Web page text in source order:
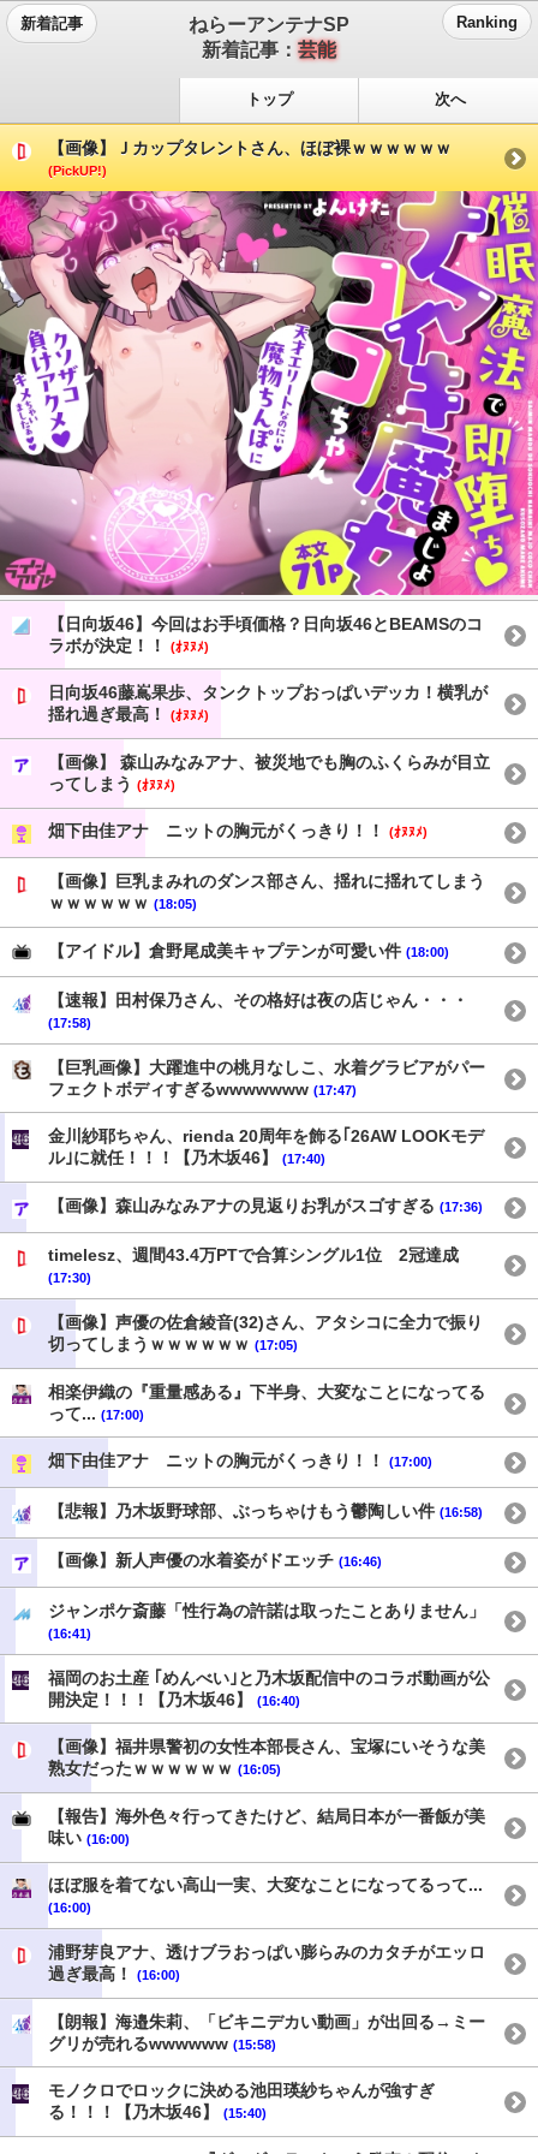
新着記事
ねらーアンテナSP
新着記事： 芸能
Ranking
トップ 次へ
【画像】Ｊカップタレントさん、ほぼ裸ｗｗｗｗｗｗ
(PickUP!)
【日向坂46】今回はお手頃価格？日向坂46とBEAMSのコ
ラボが決定！！
(ｵﾇﾇﾒ)
日向坂46藤嶌果歩、タンクトップおっぱいデッカ！横乳が
揺れ過ぎ最高！
(ｵﾇﾇﾒ)
【画像】 森山みなみアナ、被災地でも胸のふくらみが目立
ってしまう (ｵﾇﾇﾒ)
畑下由佳アナ ニットの胸元がくっきり！！ (ｵﾇﾇﾒ)
【画像】巨乳まみれのダンス部さん、揺れに揺れてしまう
ｗｗｗｗｗｗ (18:05)
【アイドル】倉野尾成美キャプテンが可愛い件 (18:00)
【速報】田村保乃さん、その格好は夜の店じゃん・・・
(17:58)
【巨乳画像】大躍進中の桃月なしこ、水着グラビアがパー
フェクトボディすぎるwwwwwww (17:47)
金川紗耶ちゃん、rienda 20周年を飾る｢26AW LOOKモデ
ル｣に就任！！！【乃木坂46】
(17:40)
【画像】森山みなみアナの見返りお乳がスゴすぎる (17:36)
timelesz、週間43.4万PTで合算シングル1位 2冠達成
(17:30)
【画像】声優の佐倉綾音(32)さん、アタシコに全力で振り
切ってしまうｗｗｗｗｗｗ (17:05)
相楽伊織の『重量感ある』下半身、大変なことになってる
って... (17:00)
畑下由佳アナ ニットの胸元がくっきり！！ (17:00)
【悲報】乃木坂野球部、ぶっちゃけもう鬱陶しい件 (16:58)
【画像】新人声優の水着姿がドエッチ (16:46)
ジャンポケ斎藤「性行為の許諾は取ったことありません」
(16:41)
福岡のお土産 ｢めんべい｣と乃木坂配信中のコラボ動画が公
開決定！！！【乃木坂46】
(16:40)
【画像】福井県警初の女性本部長さん、宝塚にいそうな美
熟女だったｗｗｗｗｗｗ (16:05)
【報告】海外色々行ってきたけど、結局日本が一番飯が美
味い (16:00)
ほぼ服を着てない高山一実、大変なことになってるって...
(16:00)
浦野芽良アナ、透けブラおっぱい膨らみのカタチがエッロ
過ぎ最高！
(16:00)
【朗報】海邉朱莉、「ビキニデカい動画」が出回る→ミー
グリが売れるwwwwww (15:58)
モノクロでロックに決める池田瑛紗ちゃんが強すぎ
る！！！【乃木坂46】
(15:40)